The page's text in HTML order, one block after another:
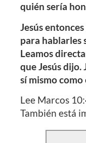
quién sería
Jesús
para hablarles
Leamos
que Jesús dijo.
sí mismo como
Lee Marcos
También está